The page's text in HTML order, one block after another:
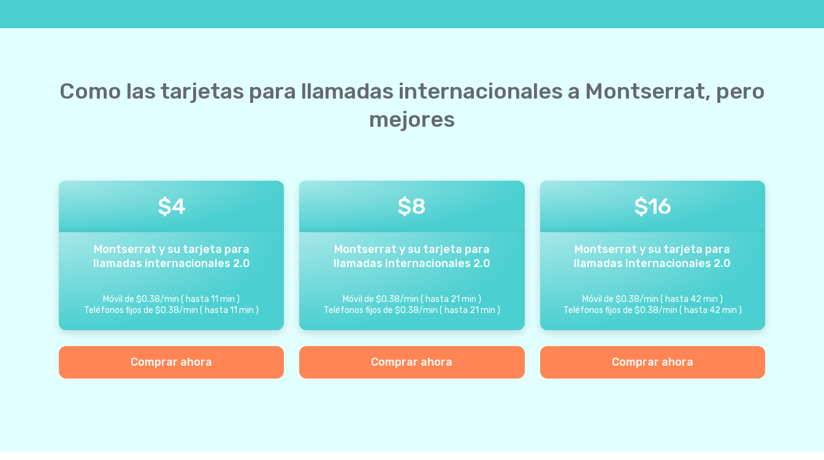
Como las tarjetas para llamadas internacionales a Montserrat, pero
mejores
$4
Montserrat y su tarjeta para
llamadas internacionales 2.0
Móvil de $0.38/min ( hasta 11 min )
Teléfonos fijos de $0.38/min ( hasta 11 min )
Comprar ahora
$8
Montserrat y su tarjeta para
llamadas internacionales 2.0
Móvil de $0.38/min ( hasta 21 min )
Teléfonos fijos de $0.38/min ( hasta 21 min )
Comprar ahora
$16
Montserrat y su tarjeta para
llamadas internacionales 2.0
Móvil de $0.38/min ( hasta 42 min )
Teléfonos fijos de $0.38/min ( hasta 42 min )
Comprar ahora